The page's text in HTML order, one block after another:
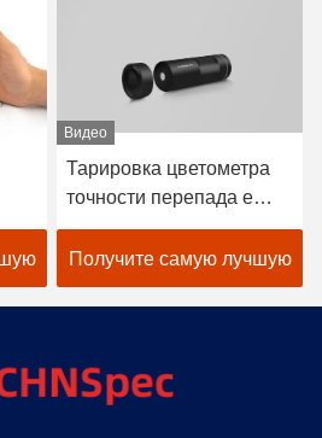
Видео
Тарировка цветометра
точности перепада e
СИД D/8 SCI
автоматическая
Анализатор цвета краски
Получите самую лучшую